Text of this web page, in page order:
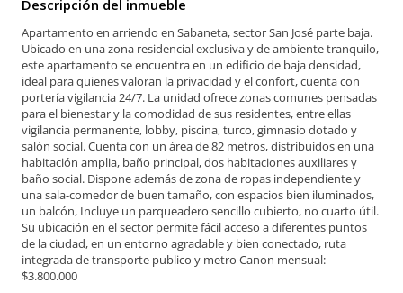
Descripción del inmueble
Apartamento en arriendo en Sabaneta, sector San José parte baja.
Ubicado en una zona residencial exclusiva y de ambiente tranquilo,
este apartamento se encuentra en un edificio de baja densidad,
ideal para quienes valoran la privacidad y el confort, cuenta con
portería vigilancia 24/7. La unidad ofrece zonas comunes pensadas
para el bienestar y la comodidad de sus residentes, entre ellas
vigilancia permanente, lobby, piscina, turco, gimnasio dotado y
salón social. Cuenta con un área de 82 metros, distribuidos en una
habitación amplia, baño principal, dos habitaciones auxiliares y
baño social. Dispone además de zona de ropas independiente y
una sala-comedor de buen tamaño, con espacios bien iluminados,
un balcón, Incluye un parqueadero sencillo cubierto, no cuarto útil.
Su ubicación en el sector permite fácil acceso a diferentes puntos
de la ciudad, en un entorno agradable y bien conectado, ruta
integrada de transporte publico y metro Canon mensual:
$3.800.000